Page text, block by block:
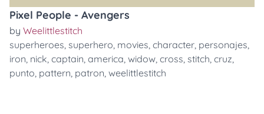
Pixel People - Avengers
by Weelittlestitch
superheroes, superhero, movies, character, personajes,
iron, nick, captain, america, widow, cross, stitch, cruz,
punto, pattern, patron, weelittlestitch